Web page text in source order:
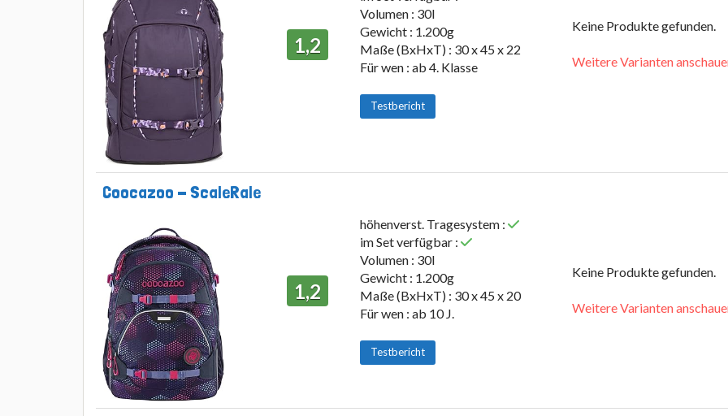
1,2
Volumen : 30l
Gewicht : 1.200g
Maße (BxHxT) : 30 x 45 x 22
Für wen : ab 4. Klasse
Testbericht
Keine Produkte gefunden.
Weitere Varianten
Coocazoo - ScaleRale
1,2
höhenverst. Tragesystem :
im Set verfügbar :
Volumen : 30l
Gewicht : 1.200g
Maße (BxHxT) : 30 x 45 x 20
Für wen : ab 10 J.
Testbericht
Keine Produkte gefunden.
Weitere Varianten